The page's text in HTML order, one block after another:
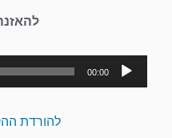
00:00
להורדת